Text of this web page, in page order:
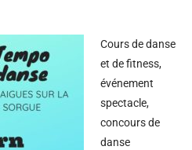
Cours de danse
et de fitness,
événement
spectacle,
concours de
danse